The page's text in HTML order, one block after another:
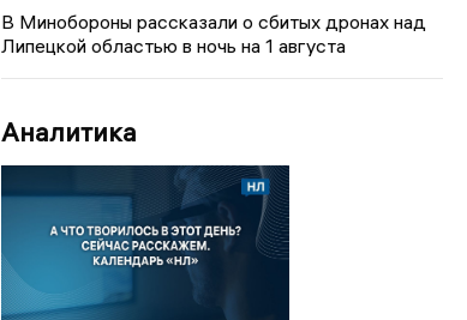
В Минобороны рассказали о сбитых дронах над
Липецкой областью в ночь на 1 августа
Аналитика